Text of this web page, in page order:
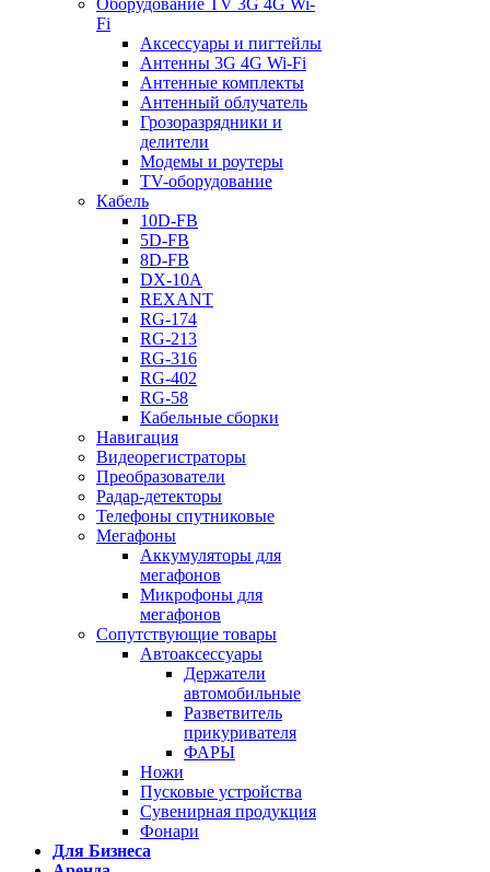
Оборудование TV 3G 4G Wi-
Fi
Аксессуары и пигтейлы
Антенны 3G 4G Wi-Fi
Антенные комплекты
Антенный облучатель
Грозоразрядники и
делители
Модемы и роутеры
TV-оборудование
Кабель
10D-FB
5D-FB
8D-FB
DX-10A
REXANT
RG-174
RG-213
RG-316
RG-402
RG-58
Кабельные сборки
Навигация
Видеорегистраторы
Преобразователи
Радар-детекторы
Телефоны спутниковые
Мегафоны
Аккумуляторы для
мегафонов
Микрофоны для
мегафонов
Сопутствующие товары
Автоаксессуары
Держатели
автомобильные
Разветвитель
прикуривателя
ФАРЫ
Ножи
Пусковые устройства
Сувенирная продукция
Фонари
Для Бизнеса